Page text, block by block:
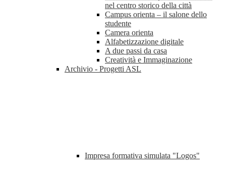
nel centro storico della città
Campus orienta – il salone dello
studente
Camera orienta
Alfabetizzazione digitale
A due passi da casa
Creatività e Immaginazione
Archivio - Progetti ASL
Impresa formativa simulata "Logos"